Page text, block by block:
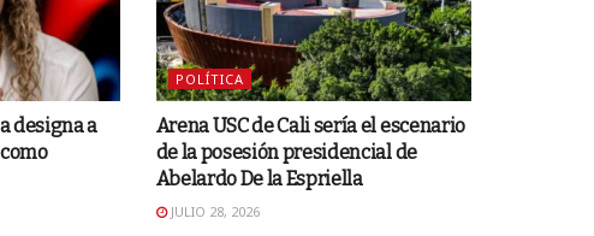
designa a
POLÍTICA
Arena USC de Cali sería el escenario
de la posesión presidencial de
Abelardo De la Espriella
JULIO 28, 2026